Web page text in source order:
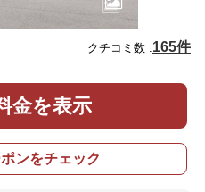
クチコミ数 :165件
金を表示
ンをチェック